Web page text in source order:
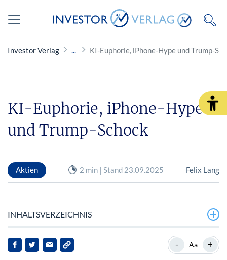
Investor Verlag KI-Euphorie, iPhone-Hype und Trump-
KI-Euphorie, iPhone-Hype
und Trump-Schock
Aktien 2 min | Stand 23.09.2025 Felix Lang
INHALTSVERZEICHNIS
Unternehmensnachrichten & Einzelaktien
- Aa +